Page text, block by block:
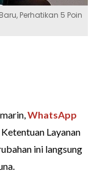
Perhatikan 5 Poin
WhatsApp
Layanan
ini langsung